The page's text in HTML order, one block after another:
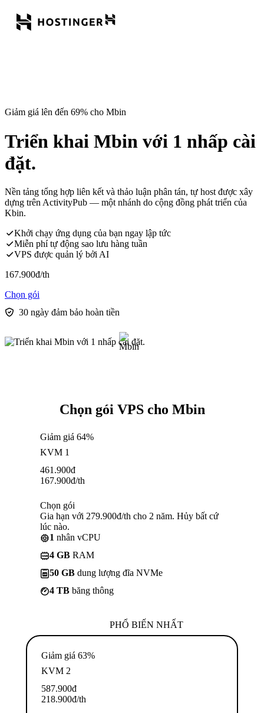
Giảm giá lên đến 69% cho Mbin
Triển khai Mbin với 1 nhấp cài
đặt.
Nền tảng tổng hợp liên kết và thảo luận phân tán, tự host được xây
dựng trên ActivityPub — một nhánh do cộng đồng phát triển của
Kbin.
Khởi chạy ứng dụng của bạn ngay lập tức
Miễn phí tự động sao lưu hàng tuần
VPS được quản lý bởi AI
167.900đ/th
Chọn gói
30 ngày đảm bảo hoàn tiền
Chọn gói VPS cho Mbin
Giảm giá 64%
KVM 1
461.900đ
167.900đ/th
Chọn gói
Gia hạn với 279.900đ/th cho 2 năm. Hủy bất cứ
lúc nào.
1 nhân vCPU
4 GB RAM
50 GB dung lượng đĩa NVMe
4 TB băng thông
PHỔ BIẾN NHẤT
Giảm giá 63%
KVM 2
587.900đ
218.900đ/th